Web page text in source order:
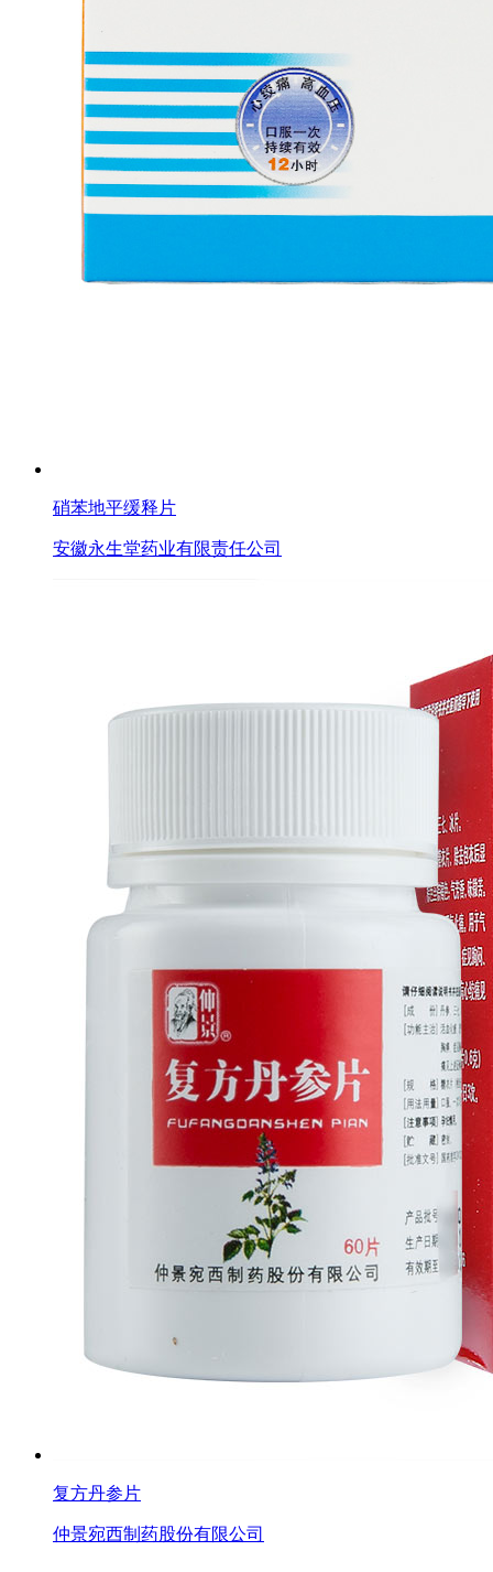
硝苯地平缓释片
安徽永生堂药业有限责任公司
复方丹参片
仲景宛西制药股份有限公司